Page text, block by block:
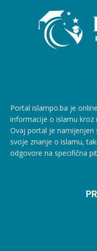
Portal islampo.ba je
informacije o islamu
Ovaj portal je namijenjen
svoje znanje o islamu,
odgovore na specifična